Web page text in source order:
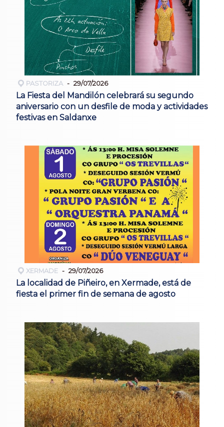
PASTORIZA 29/07/2026
La Fiesta del Mandilón celebrará su segundo
aniversario con un desfile de moda y actividades
festivas en Saldanxe
XERMADE 29/07/2026
La localidad de Piñeiro, en Xermade, está de
fiesta el primer fin de semana de agosto